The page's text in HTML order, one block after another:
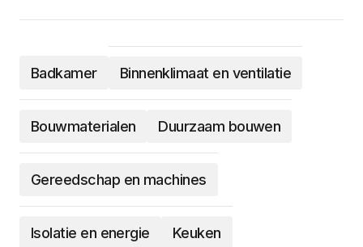
Badkamer Binnenklimaat en ventilatie
Bouwmaterialen Duurzaam bouwen
Gereedschap en machines
Isolatie en energie Keuken